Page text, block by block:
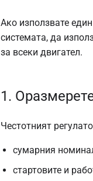
Ако използвате
системата, да
за всеки двигател.
1.
Честотният
сумарния
стартовите и